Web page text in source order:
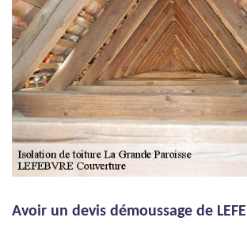
Avoir un devis démoussage de